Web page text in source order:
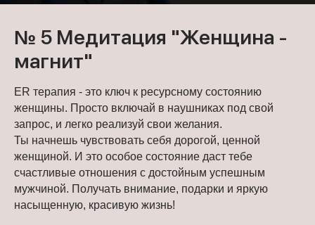
№ 5 Медитация "Женщина -
магнит"
ER терапия - это ключ к ресурсному состоянию
женщины. Просто включай в наушниках под свой
запрос, и легко реализуй свои желания.
Ты начнешь чувствовать себя дорогой, ценной
женщиной. И это особое состояние даст тебе
счастливые отношения с достойным успешным
мужчиной. Получать внимание, подарки и яркую
насыщенную, красивую жизнь!